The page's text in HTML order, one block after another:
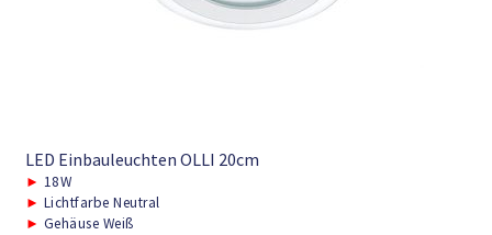
LED Einbauleuchten OLLI 20cm
► 18W
► Lichtfarbe Neutral
► Gehäuse Weiß